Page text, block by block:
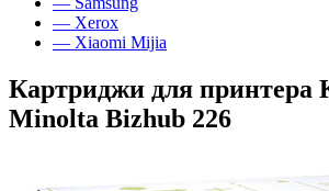
— Xerox
— Xiaomi Mijia
Картриджи для принтера
Minolta Bizhub 226